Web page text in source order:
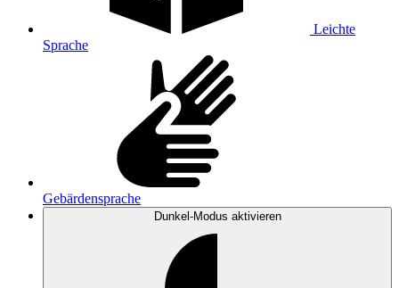
Leichte
Sprache
Gebärdensprache
Dunkel-Modus aktivieren